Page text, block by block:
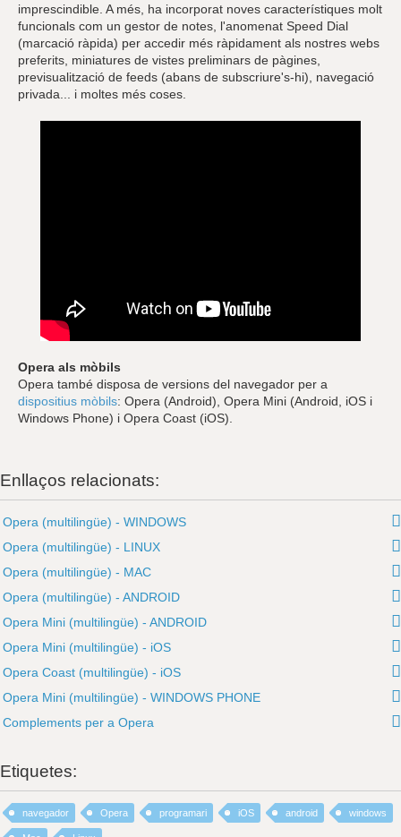
imprescindible. A més, ha incorporat noves característiques molt
funcionals com un gestor de notes, l'anomenat Speed Dial
(marcació ràpida) per accedir més ràpidament als nostres webs
preferits, miniatures de vistes preliminars de pàgines,
previsualització de feeds (abans de subscriure's-hi), navegació
privada... i moltes més coses.
Opera als mòbils
Opera també disposa de versions del navegador per a
dispositius mòbils: Opera (Android), Opera Mini (Android, iOS i
Windows Phone) i Opera Coast (iOS).
Enllaços relacionats:
Opera (multilingüe) - WINDOWS
Opera (multilingüe) - LINUX
Opera (multilingüe) - MAC
Opera (multilingüe) - ANDROID
Opera Mini (multilingüe) - ANDROID
Opera Mini (multilingüe) - iOS
Opera Coast (multilingüe) - iOS
Opera Mini (multilingüe) - WINDOWS PHONE
Complements per a Opera
Etiquetes:
navegador Opera programari iOS android windows